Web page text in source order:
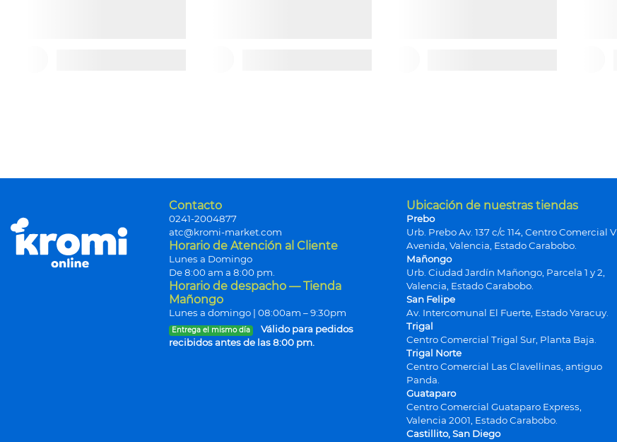
Contacto
0241-2004877
atc@kromi-market.com
Horario de Atención al Cliente
Lunes a Domingo
De 8:00 am a 8:00 pm.
Horario de despacho — Tienda
Mañongo
Lunes a domingo | 08:00am – 9:30pm
Entrega el mismo día
Válido para pedidos
recibidos antes de las 8:00 pm.
Ubicación de nuestras tiendas
Prebo
Urb. Prebo Av. 137 c/c 114, Centro Comercial V
Avenida, Valencia, Estado Carabobo.
Mañongo
Urb. Ciudad Jardín Mañongo, Parcela 1 y 2,
Valencia, Estado Carabobo.
San Felipe
Av. Intercomunal El Fuerte, Estado Yaracuy.
Trigal
Centro Comercial Trigal Sur, Planta Baja.
Trigal Norte
Centro Comercial Las Clavellinas, antiguo
Panda.
Guataparo
Centro Comercial Guataparo Express,
Valencia 2001, Estado Carabobo.
Castillito, San Diego